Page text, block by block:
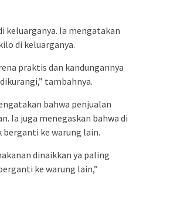
keluarganya. Ia mengatakan
di keluarganya.
praktis dan kandungannya
tambahnya.
bahwa penjualan
Ia juga menegaskan bahwa di
berganti ke warung lain.
dinaikkan ya paling
ke warung lain,”